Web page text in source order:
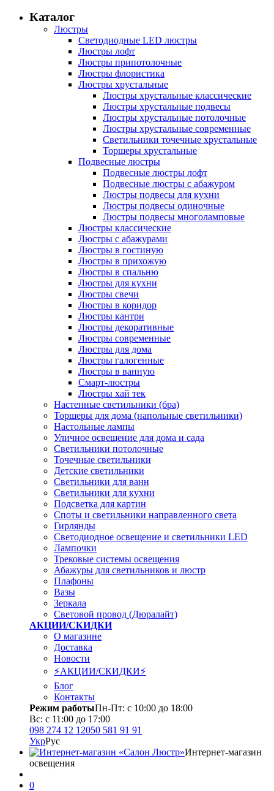
Каталог
Люстры
Светодиодные LED люстры
Люстры лофт
Люстры припотолочные
Люстры флористика
Люстры хрустальные
Люстры хрустальные классические
Люстры хрустальные подвесы
Люстры хрустальные потолочные
Люстры хрустальные современные
Светильники точечные хрустальные
Торшеры хрустальные
Подвесные люстры
Подвесные люстры лофт
Подвесные люстры с абажуром
Люстры подвесы для кухни
Люстры подвесы одиночные
Люстры подвесы многоламповые
Люстры классические
Люстры с абажурами
Люстры в гостиную
Люстры в прихожую
Люстры в спальню
Люстры для кухни
Люстры свечи
Люстры в коридор
Люстры кантри
Люстры декоративные
Люстры современные
Люстры для дома
Люстры галогенные
Люстры в ванную
Смарт-люстры
Люстры хай тек
Настенные светильники (бра)
Торшеры для дома (напольные светильники)
Настольные лампы
Уличное освещение для дома и сада
Светильники потолочные
Точечные светильники
Детские светильники
Светильники для ванн
Светильники для кухни
Подсветка для картин
Споты и светильники направленного света
Гирлянды
Светодиодное освещение и светильники LED
Лампочки
Трековые системы освещения
Абажуры для светильников и люстр
Плафоны
Вазы
Зеркала
Световой провод (Дюралайт)
АКЦИИ/СКИДКИ
О магазине
Доставка
Новости
⚡АКЦИИ/СКИДКИ⚡
Блог
Контакты
Режим работыПн-Пт: с 10:00 до 18:00
Вс: с 11:00 до 17:00
098 274 12 12050 581 91 91
УкрРус
Интернет-магазин
освещения
0